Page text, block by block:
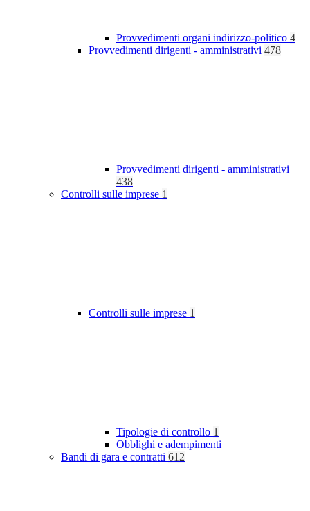
Provvedimenti organi indirizzo-politico 4
Provvedimenti dirigenti - amministrativi 478
Provvedimenti dirigenti - amministrativi
438
Controlli sulle imprese 1
Controlli sulle imprese 1
Tipologie di controllo 1
Obblighi e adempimenti
Bandi di gara e contratti 612